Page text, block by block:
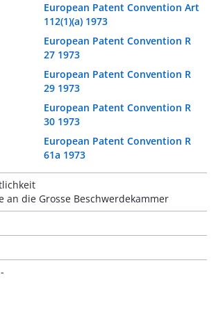
European Patent Convention Art
112(1)(a) 1973
European Patent Convention R
27 1973
European Patent Convention R
29 1973
European Patent Convention R
30 1973
European Patent Convention R
61a 1973
an die Grosse Beschwerdekammer
-